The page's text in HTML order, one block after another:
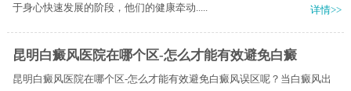
于身心快速发展的阶段，他们的健康牵动.....
详情>>
昆明白癜风医院在哪个区-怎么才能有效避免白癜
昆明白癜风医院在哪个区-怎么才能有效避免白癜风误区呢？当白癜风出